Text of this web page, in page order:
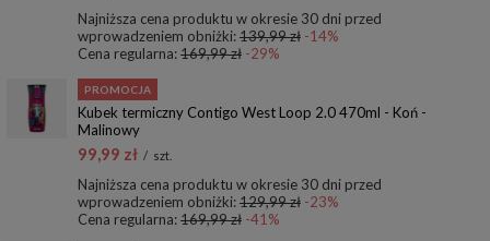
Najniższa cena produktu w okresie 30 dni przed
wprowadzeniem obniżki:139,99 zł -14%
Cena regularna:169,99 zł -29%
PROMOCJA
Kubek termiczny Contigo West Loop 2.0 470ml - Koń -
Malinowy
99,99 zł / szt.
Najniższa cena produktu w okresie 30 dni przed
wprowadzeniem obniżki:129,99 zł -23%
Cena regularna:169,99 zł -41%